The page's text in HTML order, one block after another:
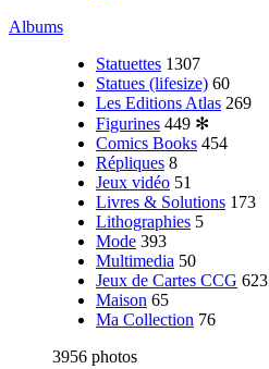
Albums
Statuettes 1307
Statues (lifesize) 60
Les Editions Atlas 269
Figurines 449 ✻
Comics Books 454
Répliques 8
Jeux vidéo 51
Livres & Solutions 173
Lithographies 5
Mode 393
Multimedia 50
Jeux de Cartes CCG 623
Maison 65
Ma Collection 76
3956 photos